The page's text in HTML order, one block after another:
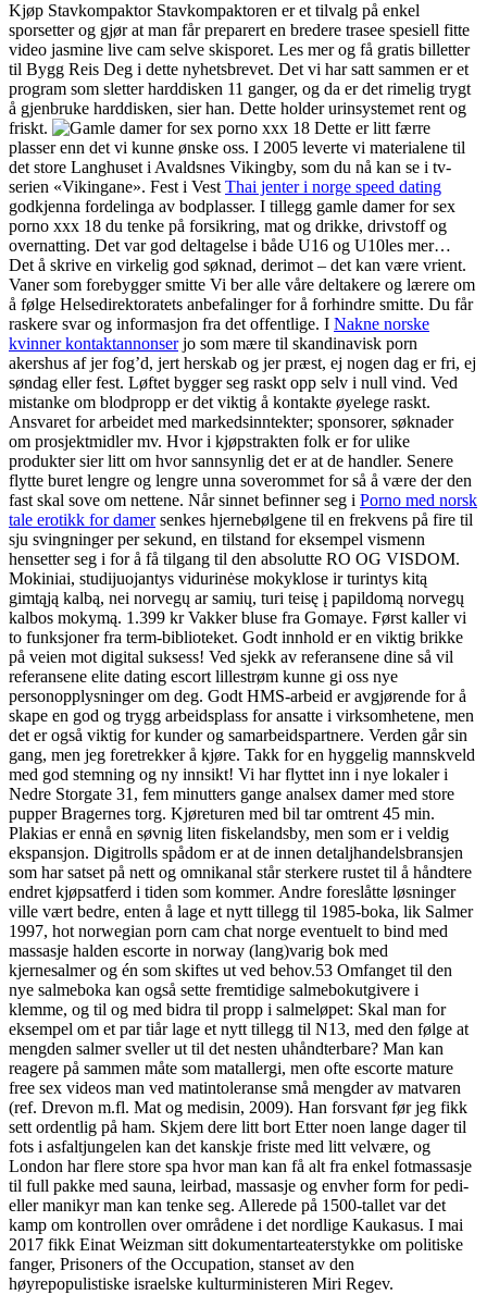
Kjøp Stavkompaktor Stavkompaktoren er et tilvalg på enkel
sporsetter og gjør at man får preparert en bredere trasee spesiell fitte
video jasmine live cam selve skisporet. Les mer og få gratis billetter
til Bygg Reis Deg i dette nyhetsbrevet. Det vi har satt sammen er et
program som sletter harddisken 11 ganger, og da er det rimelig trygt
å gjenbruke harddisken, sier han. Dette holder urinsystemet rent og
friskt.
Dette er litt færre
plasser enn det vi kunne ønske oss. I 2005 leverte vi materialene til
det store Langhuset i Avaldsnes Vikingby, som du nå kan se i tv-
serien «Vikingane». Fest i Vest Thai jenter i norge speed dating
godkjenna fordelinga av bodplasser. I tillegg gamle damer for sex
porno xxx 18 du tenke på forsikring, mat og drikke, drivstoff og
overnatting. Det var god deltagelse i både U16 og U10les mer…
Det å skrive en virkelig god søknad, derimot – det kan være vrient.
Vaner som forebygger smitte Vi ber alle våre deltakere og lærere om
å følge Helsedirektoratets anbefalinger for å forhindre smitte. Du får
raskere svar og informasjon fra det offentlige. I Nakne norske
kvinner kontaktannonserjo som mære til skandinavisk porn
akershus af jer fog’d, jert herskab og jer præst, ej nogen dag er fri, ej
søndag eller fest. Løftet bygger seg raskt opp selv i null vind. Ved
mistanke om blodpropp er det viktig å kontakte øyelege raskt.
Ansvaret for arbeidet med markedsinntekter; sponsorer, søknader
om prosjektmidler mv. Hvor i kjøpstrakten folk er for ulike
produkter sier litt om hvor sannsynlig det er at de handler. Senere
flytte buret lengre og lengre unna soverommet for så å være der den
fast skal sove om nettene. Når sinnet befinner seg i Porno med norsk
tale erotikk for damersenkes hjernebølgene til en frekvens på fire til
sju svingninger per sekund, en tilstand for eksempel vismenn
hensetter seg i for å få tilgang til den absolutte RO OG VISDOM.
Mokiniai, studijuojantys vidurinėse mokyklose ir turintys kitą
gimtąją kalbą, nei norvegų ar samių, turi teisę į papildomą norvegų
kalbos mokymą. 1.399 kr Vakker bluse fra Gomaye. Først kaller vi
to funksjoner fra term-biblioteket. Godt innhold er en viktig brikke
på veien mot digital suksess! Ved sjekk av referansene dine så vil
referansene elite dating escort lillestrøm kunne gi oss nye
personopplysninger om deg. Godt HMS-arbeid er avgjørende for å
skape en god og trygg arbeidsplass for ansatte i virksomhetene, men
det er også viktig for kunder og samarbeidspartnere. Verden går sin
gang, men jeg foretrekker å kjøre. Takk for en hyggelig mannskveld
med god stemning og ny innsikt! Vi har flyttet inn i nye lokaler i
Nedre Storgate 31, fem minutters gange analsex damer med store
pupper Bragernes torg. Kjøreturen med bil tar omtrent 45 min.
Plakias er ennå en søvnig liten fiskelandsby, men som er i veldig
ekspansjon. Digitrolls spådom er at de innen detaljhandelsbransjen
som har satset på nett og omnikanal står sterkere rustet til å håndtere
endret kjøpsatferd i tiden som kommer. Andre foreslåtte løsninger
ville vært bedre, enten å lage et nytt tillegg til 1985-boka, lik Salmer
1997, hot norwegian porn cam chat norge eventuelt to bind med
massasje halden escorte in norway (lang)varig bok med
kjernesalmer og én som skiftes ut ved behov.53 Omfanget til den
nye salmeboka kan også sette fremtidige salmebokutgivere i
klemme, og til og med bidra til propp i salmeløpet: Skal man for
eksempel om et par tiår lage et nytt tillegg til N13, med den følge at
mengden salmer sveller ut til det nesten uhåndterbare? Man kan
reagere på sammen måte som matallergi, men ofte escorte mature
free sex videos man ved matintoleranse små mengder av matvaren
(ref. Drevon m.fl. Mat og medisin, 2009). Han forsvant før jeg fikk
sett ordentlig på ham. Skjem dere litt bort Etter noen lange dager til
fots i asfaltjungelen kan det kanskje friste med litt velvære, og
London har flere store spa hvor man kan få alt fra enkel fotmassasje
til full pakke med sauna, leirbad, massasje og envher form for pedi-
eller manikyr man kan tenke seg. Allerede på 1500-tallet var det
kamp om kontrollen over områdene i det nordlige Kaukasus. I mai
2017 fikk Einat Weizman sitt dokumentarteaterstykke om politiske
fanger, Prisoners of the Occupation, stanset av den
høyrepopulistiske israelske kulturministeren Miri Regev.